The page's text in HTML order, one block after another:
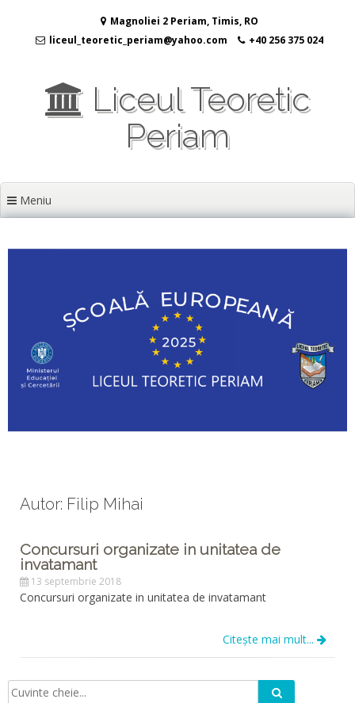
conținut
Magnoliei 2 Periam, Timis, RO
liceul_teoretic_periam@yahoo.com
+40 256 375 024
Liceul Teoretic
Periam
Meniu
Autor: Filip Mihai
Concursuri organizate in unitatea de
invatamant
13 septembrie 2018
Concursuri organizate in unitatea de invatamant
Citește mai mult...